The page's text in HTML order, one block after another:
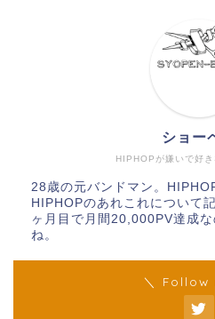
HIPHOPが嫌いで好
ショー
28歳の元バンドマン。
HIPHOPのあれこれについて
ヶ月目で月間20,000PV達成
ね。
＼ Follow